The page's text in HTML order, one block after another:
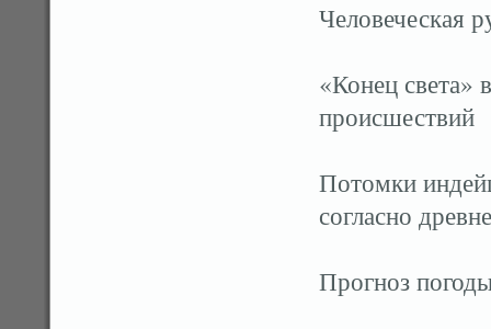
Человеческая
«Конец света»
происшествий
Потомки
согласно
Прогноз